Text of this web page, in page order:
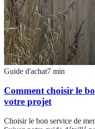
Guide d'achat7 min
Comment choisir le
votre projet
Choisir le bon service de